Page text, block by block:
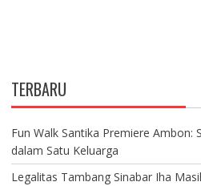
TERBARU
Fun Walk Santika Premiere Ambon:
dalam Satu Keluarga
Legalitas Tambang Sinabar Iha